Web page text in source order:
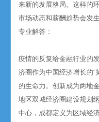
来新的发展格局。这样的
市场动态和薪酬趋势会发
专业解答：
疫情的反复给金融行业的
济圈作为中国经济增长的“
的生命力。创新成为两地
地区双城经济圈建设规划
中心，成都定义为区域经